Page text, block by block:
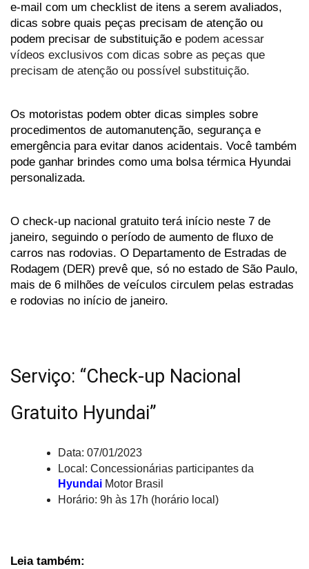
e-mail com um checklist de itens a serem avaliados,
dicas sobre quais peças precisam de atenção ou
podem precisar de substituição e podem acessar
vídeos exclusivos com dicas sobre as peças que
precisam de atenção ou possível substituição.
Os motoristas podem obter dicas simples sobre
procedimentos de automanutenção, segurança e
emergência para evitar danos acidentais. Você também
pode ganhar brindes como uma bolsa térmica Hyundai
personalizada.
O check-up nacional gratuito terá início neste 7 de
janeiro, seguindo o período de aumento de fluxo de
carros nas rodovias. O Departamento de Estradas de
Rodagem (DER) prevê que, só no estado de São Paulo,
mais de 6 milhões de veículos circulem pelas estradas
e rodovias no início de janeiro.
Serviço: “Check-up Nacional
Gratuito Hyundai”
Data: 07/01/2023
Hyundai Motor Brasil
Horário: 9h às 17h (horário local)
Leia também: